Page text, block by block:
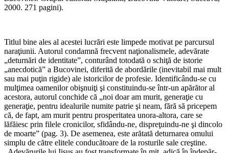
2000. 271 pagini).
Titlul bine ales al acestei lucrări este limpede motivat pe parcursul
naraţiunii. Autorul condamnă frecvent naţionalismele, adevărate
„deturnări de identitate”, conturând totodată o schiţă de istorie
„anecdotică” a Bucovinei, diferită de abor­dările (inevitabil mai mult
sau mai puţin rigide) ale istoricilor de profesie. Identificându-se cu
mulţimea oamenilor obiş­nuiţi şi constituindu-se într-un apărător al
acestora, autorul conchide că „noi doar am murit, generaţie cu
generaţie, pentru idealurile numite patrie şi neam, fără să pricepem
că, de fapt, am murit pentru prosperitatea unora-altora, care se
lăfăiesc prin filele cronicilor, sfidându-ne, dispreţuindu-ne şi dincolo
de moarte” (pag. 3). De asemenea, este arătată detur­narea omului
simplu de către elitele conducătoare de la ros­turile sale creştine.